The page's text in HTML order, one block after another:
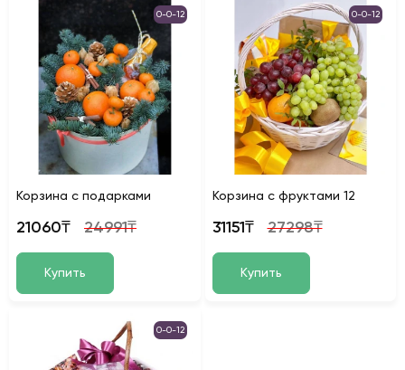
0-0-12
Корзина с подарками
21060₸ 24991₸
Купить
0-0-12
Корзина с фруктами 12
31151₸ 27298₸
Купить
0-0-12